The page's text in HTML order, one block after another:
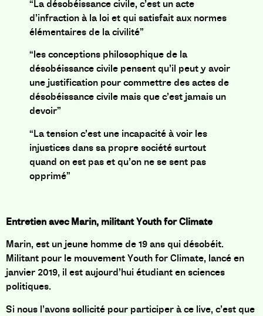
“La désobéissance civile, c’est un acte
d’infraction à la loi et qui satisfait aux normes
élémentaires de la civilité”
“les conceptions philosophique de la
désobéissance civile pensent qu’il peut y avoir
une justification pour commettre des actes de
désobéissance civile mais que c’est jamais un
devoir”
“La tension c’est une incapacité à voir les
injustices dans sa propre société surtout
quand on est pas et qu’on ne se sent pas
opprimé”
Entretien avecMarin, militant Youth for Climate
Marin, est un jeune homme de 19 ans qui désobéit.
Militant pour le mouvement Youth for Climate, lancé en
janvier 2019, il est aujourd’hui étudiant en sciences
politiques.
Si nous l’avons sollicité pour participer à ce live, c’est que